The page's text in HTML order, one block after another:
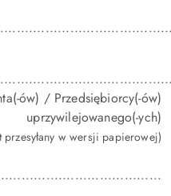
ów) / Przedsiębiorcy(-ów)
uprzywilejowanego(-ych)
w wersji papierowej)